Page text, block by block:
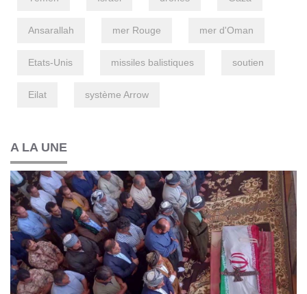
Ansarallah mer Rouge mer d'Oman
Etats-Unis missiles balistiques soutien
Eilat système Arrow
A LA UNE